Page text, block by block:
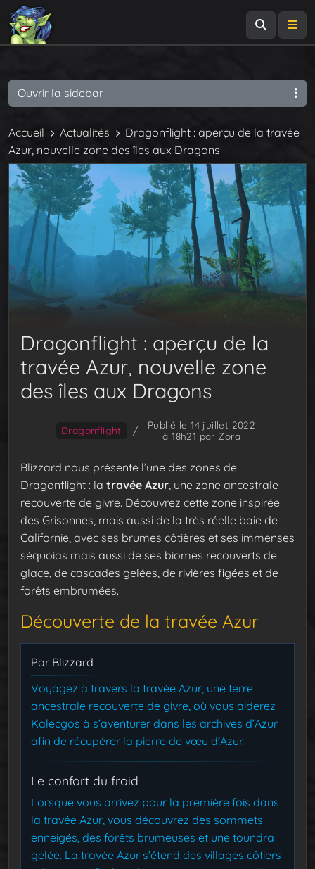
Accueil Actualités
Dragonflight : aperçu de la travée
Azur, nouvelle zone des îles aux Dragons
Dragonflight : aperçu de la
travée Azur, nouvelle zone
des îles aux Dragons
Dragonflight /
Publié le 14 juillet 2022
à 18h21 par Zora
Blizzard nous présente l’une des zones de
Dragonflight : la travée Azur, une zone ancestrale
recouverte de givre. Découvrez cette zone inspirée
des Grisonnes, mais aussi de la très réelle baie de
Californie, avec ses brumes côtières et ses immenses
séquoias mais aussi de ses biomes recouverts de
glace, de cascades gelées, de rivières figées et de
forêts embrumées.
Découverte de la travée Azur
Par Blizzard
Voyagez à travers la travée Azur, une terre
ancestrale recouverte de givre, où vous aiderez
Kalecgos à s’aventurer dans les archives d’Azur
afin de récupérer la pierre de vœu d’Azur.
Le confort du froid
Lorsque vous arrivez pour la première fois dans
la travée Azur, vous découvrez des sommets
enneigés, des forêts brumeuses et une toundra
gelée. La travée Azur s’étend des villages côtiers
Ouvrir la sidebar